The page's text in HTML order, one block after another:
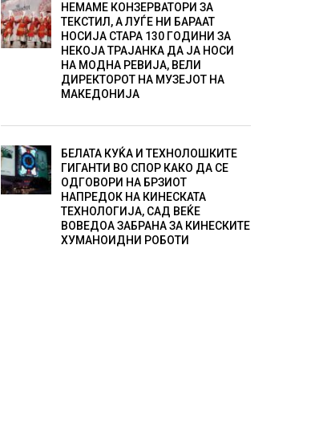
НЕМАМЕ КОНЗЕРВАТОРИ ЗА
ТЕКСТИЛ, А ЛУЃЕ НИ БАРААТ
НОСИЈА СТАРА 130 ГОДИНИ ЗА
НЕКОЈА ТРАЈАНКА ДА ЈА НОСИ
НА МОДНА РЕВИЈА, ВЕЛИ
ДИРЕКТОРОТ НА МУЗЕЈОТ НА
МАКЕДОНИЈА
БЕЛАТА КУЌА И ТЕХНОЛОШКИТЕ
ГИГАНТИ ВО СПОР КАКО ДА СЕ
ОДГОВОРИ НА БРЗИОТ
НАПРЕДОК НА КИНЕСКАТА
ТЕХНОЛОГИЈА, САД ВЕЌЕ
ВОВЕДОА ЗАБРАНА ЗА КИНЕСКИТЕ
ХУМАНОИДНИ РОБОТИ